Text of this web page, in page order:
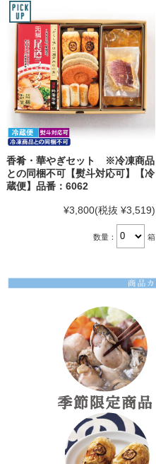
香肴・華やぎセット ※冷凍商品
との同梱不可【熨斗対応可】【冷
蔵便】品番：6062
¥3,800(税抜 ¥3,519)
数量： 箱